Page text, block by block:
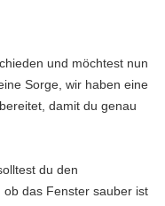
und möchtest nun
Sorge, wir haben eine
damit du genau
du den
das Fenster sauber ist